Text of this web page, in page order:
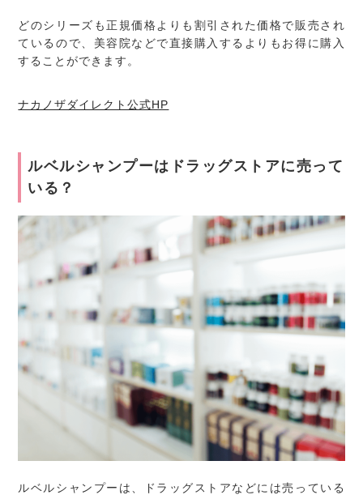
どのシリーズも正規価格よりも割引された価格で販売され
ているので、美容院などで直接購入するよりもお得に購入
することができます。
ナカノザダイレクト公式HP
ルベルシャンプーはドラッグストアに売って
いる？
ルベルシャンプーは、ドラッグストアなどには売っている